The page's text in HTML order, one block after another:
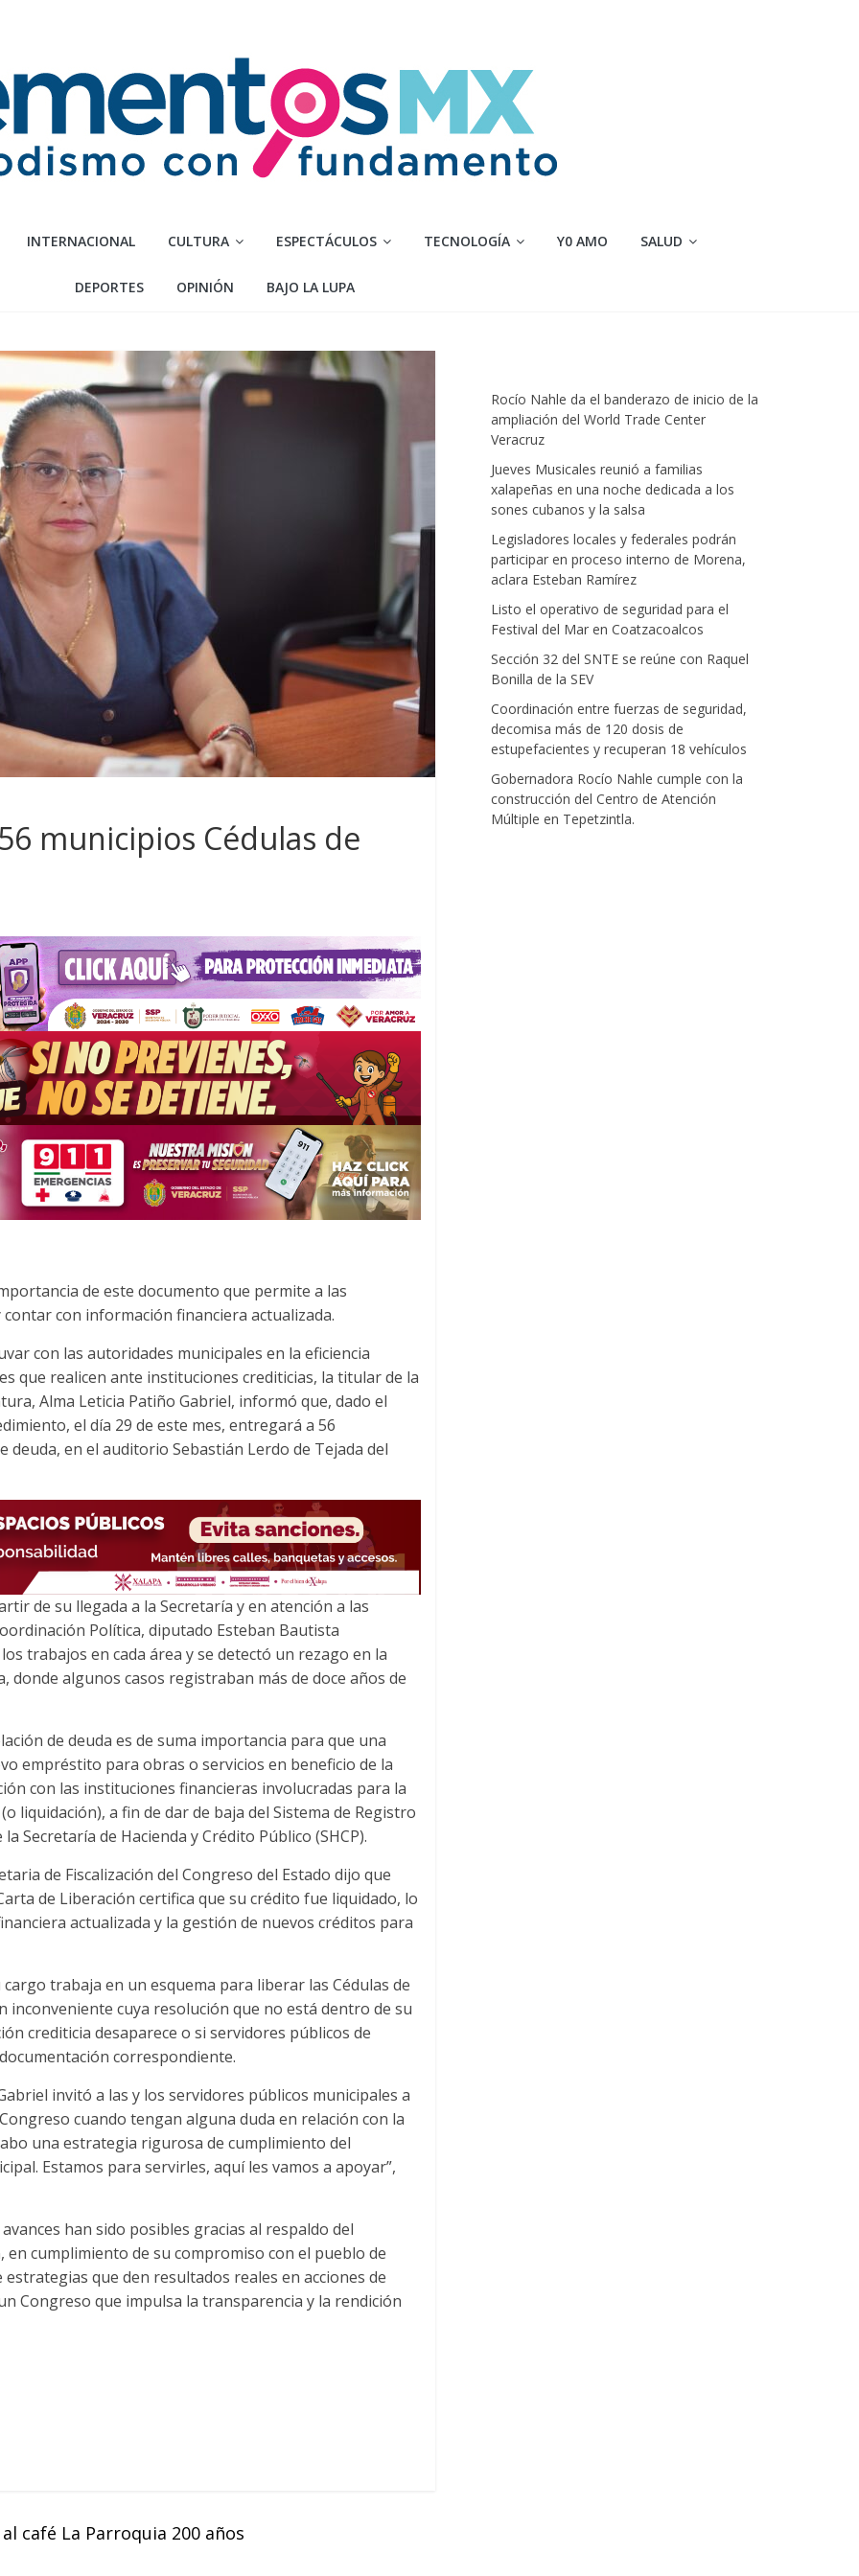
INTERNACIONAL CULTURA ESPECTÁCULOS TECNOLOGÍA Y0 AMO SALUD
DEPORTES OPINIÓN BAJO LA LUPA
municipios Cédulas de
de este documento que permite a las
con información financiera actualizada.
con las autoridades municipales en la eficiencia
que realicen ante instituciones crediticias, la titular de la
Alma Leticia Patiño Gabriel, informó que, dado el
el día 29 de este mes, entregará a 56
deuda, en el auditorio Sebastián Lerdo de Tejada del
de su llegada a la Secretaría y en atención a las
Política, diputado Esteban Bautista
trabajos en cada área y se detectó un rezago en la
donde algunos casos registraban más de doce años de
de deuda es de suma importancia para que una
empréstito para obras o servicios en beneficio de la
con las instituciones financieras involucradas para la
liquidación), a fin de dar de baja del Sistema de Registro
Secretaría de Hacienda y Crédito Público (SHCP).
de Fiscalización del Congreso del Estado dijo que
de Liberación certifica que su crédito fue liquidado, lo
actualizada y la gestión de nuevos créditos para
trabaja en un esquema para liberar las Cédulas de
inconveniente cuya resolución que no está dentro de su
crediticia desaparece o si servidores públicos de
correspondiente.
invitó a las y los servidores públicos municipales a
cuando tengan alguna duda en relación con la
una estrategia rigurosa de cumplimiento del
Estamos para servirles, aquí les vamos a apoyar”,
han sido posibles gracias al respaldo del
cumplimiento de su compromiso con el pueblo de
que den resultados reales en acciones de
Congreso que impulsa la transparencia y la rendición
café La Parroquia 200 años
Rocío Nahle da el banderazo de inicio de la
ampliación del World Trade Center
Veracruz
Jueves Musicales reunió a familias
xalapeñas en una noche dedicada a los
sones cubanos y la salsa
Legisladores locales y federales podrán
participar en proceso interno de Morena,
aclara Esteban Ramírez
Listo el operativo de seguridad para el
Festival del Mar en Coatzacoalcos
Sección 32 del SNTE se reúne con Raquel
Bonilla de la SEV
Coordinación entre fuerzas de seguridad,
decomisa más de 120 dosis de
estupefacientes y recuperan 18 vehículos
Gobernadora Rocío Nahle cumple con la
construcción del Centro de Atención
Múltiple en Tepetzintla.